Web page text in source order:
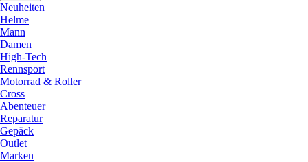
Neuheiten
Helme
Mann
Damen
High-Tech
Rennsport
Motorrad & Roller
Cross
Abenteuer
Reparatur
Gepäck
Outlet
Marken